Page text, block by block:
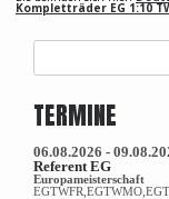
Kompletträder EG 1:10
nach:
TERMINE
06.08.2026 -
Referent EG
Europameisterschaft